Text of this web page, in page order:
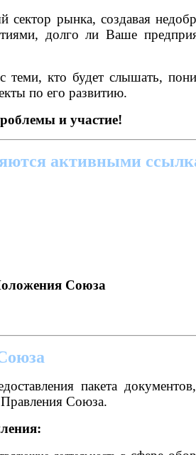
рынка, создавая
долго ли Ваше
кто будет слышать,
по его развитию.
и участие!
активными
Союза
пакета
Союза.